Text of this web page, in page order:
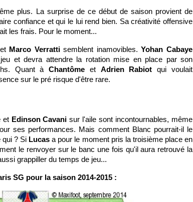
plus. La surprise de ce début de saison provient de
confiance et qui le lui rend bien. Sa créativité offensive
les frais. Pour le moment...
et Marco Verrattisemblent inamovibles.Yohan Cabaye
et devra attendre la rotation mise en place par son
Quant àChantôme et Adrien Rabiotqui voulait
sur le pré risque d'être rare.
et Edinson Cavanisur l'aile sont incontournables, même
ses performances. Mais comment Blanc pourrait-il le
qui ? Si Lucasa pour le moment pris la troisième place en
le renvoyer sur le banc une fois qu'il aura retrouvé la
grappiller du temps de jeu...
SG pour la saison 2014-2015 :